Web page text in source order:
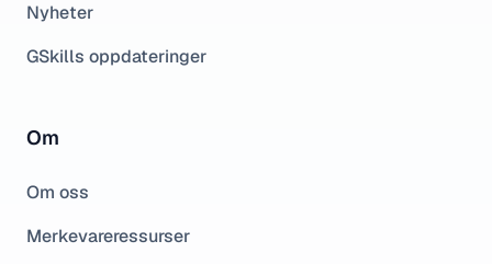
Nyheter
GSkills oppdateringer
Om
Om oss
Merkevareressurser